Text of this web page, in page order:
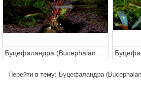
Перейти в тему: Буцефаландра